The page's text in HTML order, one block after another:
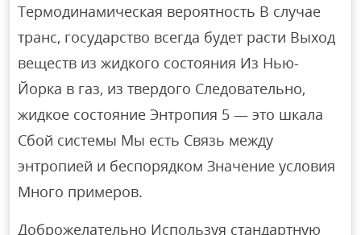
Термодинамическая вероятность В случае
транс, государство всегда будет расти Выход
веществ из жидкого состояния Из Нью-
Йорка в газ, из твердого Следовательно,
жидкое состояние Энтропия 5 — это шкала
Сбой системы Мы есть Связь между
энтропией и беспорядком Значение условия
Много примеров.
Доброжелательно Используя стандартную